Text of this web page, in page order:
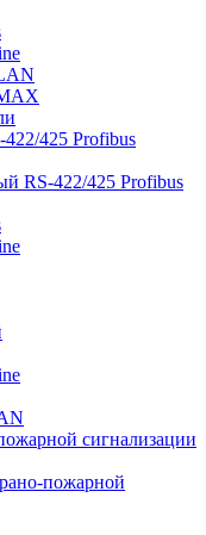
425 Profibus
RS-422/425 Profibus
сигнализации
пожарной